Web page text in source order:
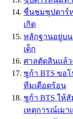
ชื่นชมซุปตาร์
เกิด
หลักฐานอยู่บน
เด็ก
ศาลตัดสินแล้ว
ชูก้า BTS ขอ
ทีมเดือดร้อน
ชูก้า BTS ให้
เหตุการณ์เมา